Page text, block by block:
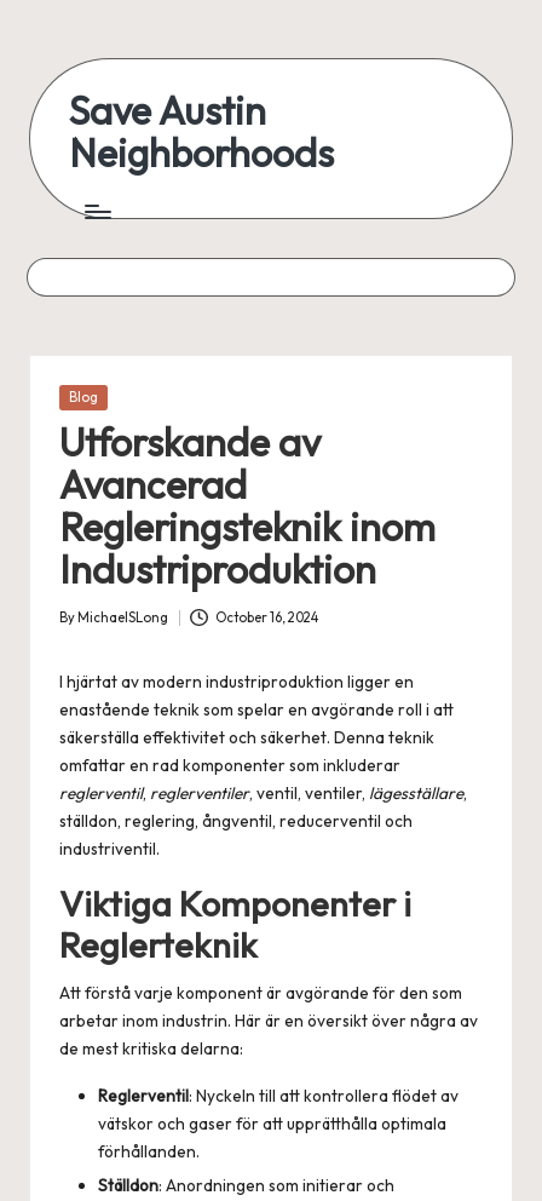
content
Save Austin
Neighborhoods
Austin
everything
Posted
Blog
Utforskande av
Avancerad
Regleringsteknik inom
Industriproduktion
Posted
By MichaelSLong October 16, 2024
I hjärtat av modern industriproduktion ligger en
enastående teknik som spelar en avgörande roll i att
säkerställa effektivitet och säkerhet. Denna teknik
omfattar en rad komponenter som inkluderar
reglerventil, reglerventiler, ventil, ventiler, lägesställare,
ställdon, reglering, ångventil, reducerventil och
industriventil.
Viktiga Komponenter i
Reglerteknik
Att förstå varje komponent är avgörande för den som
arbetar inom industrin. Här är en översikt över några av
de mest kritiska delarna:
Reglerventil: Nyckeln till att kontrollera flödet av
vätskor och gaser för att upprätthålla optimala
förhållanden.
Ställdon: Anordningen som initierar och